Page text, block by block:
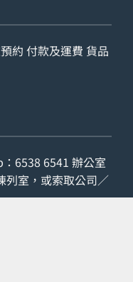
約 付款及運費 貨品
6538 6541 辦公室
列室，或索取公司／